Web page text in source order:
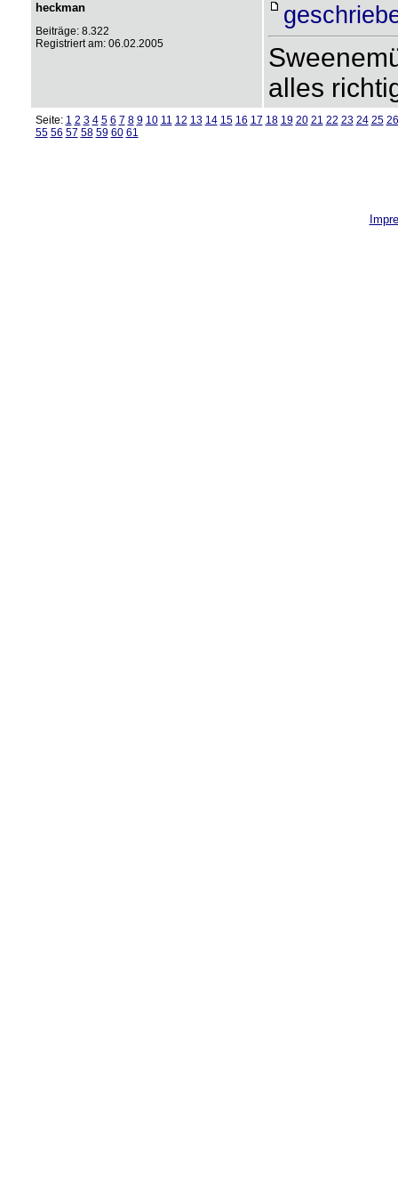
heckman
Beiträge: 8.322
Registriert am: 06.02.2005
alles
Seite: 1 2 3 4 5 6 7 8 9 10 11 12 13 14 15 16 17 18 19 20 21 22 23 24 25 26
55 56 57 58 59 60 61